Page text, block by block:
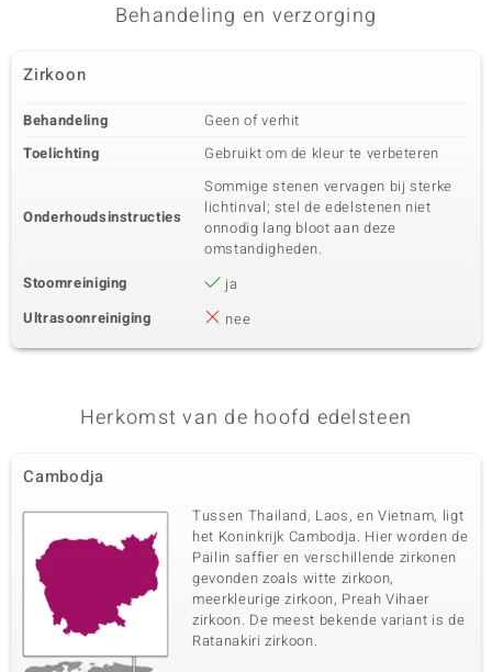
Behandeling en verzorging
Zirkoon
Behandeling
Geen of verhit
Toelichting
Gebruikt om de kleur te verbeteren
Onderhoudsinstructies
Sommige stenen vervagen bij sterke
lichtinval; stel de edelstenen niet
onnodig lang bloot aan deze
omstandigheden.
Stoomreiniging
ja
Ultrasoonreiniging
nee
Herkomst van de hoofd edelsteen
Cambodja
Tussen Thailand, Laos, en Vietnam, ligt
het Koninkrijk Cambodja. Hier worden de
Pailin saffier en verschillende zirkonen
gevonden zoals witte zirkoon,
meerkleurige zirkoon, Preah Vihaer
zirkoon. De meest bekende variant is de
Ratanakiri zirkoon.